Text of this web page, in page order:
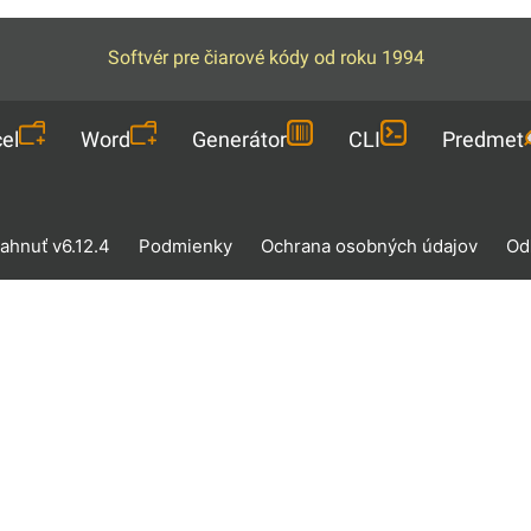
Softvér pre čiarové kódy od roku 1994
Word Generátor CLI Predmet
v6.12.4 Podmienky Ochrana osobných údajov